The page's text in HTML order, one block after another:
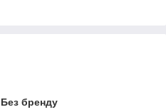
Без бренду